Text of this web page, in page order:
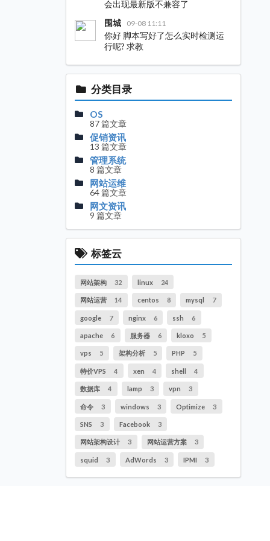
会出现最新版不兼容了
围城
09-08 11:11
你好 脚本写好了怎么实时检测运
行呢? 求教
分类目录
OS
87 篇文章
促销资讯
13 篇文章
管理系统
8 篇文章
网站运维
64 篇文章
网文资讯
9 篇文章
标签云
网站架构 32 linux 24
网站运营 14 centos 8 mysql 7
google 7 nginx 6 ssh 6
apache 6 服务器 6 kloxo 5
vps 5 架构分析 5 PHP 5
特价VPS 4 xen 4 shell 4
数据库 4 lamp 3 vpn 3
命令 3 windows 3 Optimize 3
SNS 3 Facebook 3
网站架构设计 3 网站运营方案 3
squid 3 AdWords 3 IPMI 3